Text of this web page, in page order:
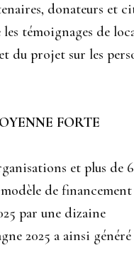
donateurs et
témoignages de
du projet sur les
FORTE
et plus de
de
par une dizaine
2025 a ainsi généré